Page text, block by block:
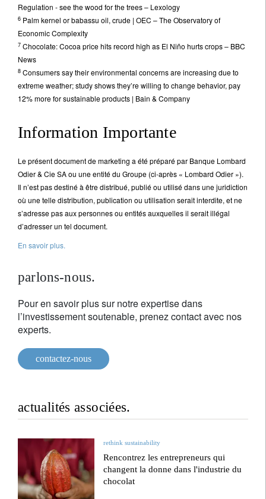
Regulation - see the wood for the trees – Lexology
6 Palm kernel or babassu oil, crude | OEC – The Observatory of
Economic Complexity
7 Chocolate: Cocoa price hits record high as El Niño hurts crops – BBC
News
8 Consumers say their environmental concerns are increasing due to
extreme weather; study shows they’re willing to change behavior, pay
12% more for sustainable products | Bain & Company
Information Importante
Le présent document de marketing a été préparé par Banque Lombard
Odier & Cie SA ou une entité du Groupe (ci-après « Lombard Odier »).
Il n’est pas destiné à être distribué, publié ou utilisé dans une juridiction
où une telle distribution, publication ou utilisation serait interdite, et ne
s’adresse pas aux personnes ou entités auxquelles il serait illégal
d’adresser un tel document.
En savoir plus.
parlons-nous.
Pour en savoir plus sur notre expertise dans
l’investissement soutenable, prenez contact avec nos
experts.
contactez-nous
actualités associées.
rethink sustainability
Rencontrez les entrepreneurs qui
changent la donne dans l'industrie du
chocolat